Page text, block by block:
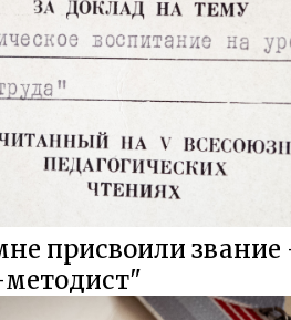
присвоили звание